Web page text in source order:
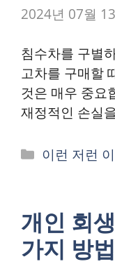
2024년 07월
침수차를 구별
고차를 구매할
것은 매우 중요
재정적인 손실
카
리
이런 저런
개인 회
가지 방